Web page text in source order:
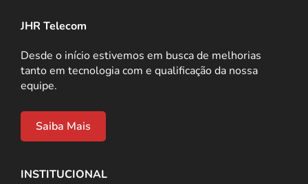
JHR Telecom
Desde o início estivemos em busca de melhorias
tanto em tecnologia com e qualificação da nossa
equipe.
Saiba Mais
INSTITUCIONAL